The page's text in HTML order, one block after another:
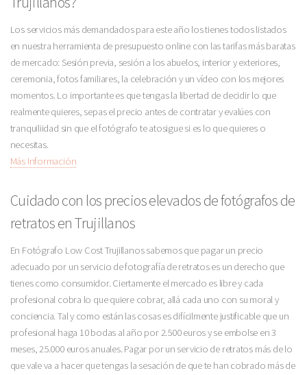
Los servicios más demandados para este año los tienes todos listados
en nuestra herramienta de presupuesto online con las tarifas más baratas
de mercado: Sesión previa, sesión a los abuelos, interior y exteriores,
ceremonia, fotos familiares, la celebración y un vídeo con los mejores
momentos. Lo importante es que tengas la libertad de decidir lo que
realmente quieres, sepas el precio antes de contratar y evalúes con
tranquiliidad sin que el fotógrafo te atosigue si es lo que quieres o
necesitas.
Más Información
Cuidado con los precios elevados de fotógrafos de
retratos en Trujillanos
En Fotógrafo Low Cost Trujillanos sabemos que pagar un precio
adecuado por un servicio de fotografía de retratos es un derecho que
tienes como consumidor. Ciertamente el mercado es libre y cada
profesional cobra lo que quiere cobrar, allá cada uno con su moral y
conciencia. Tal y como están las cosas es difícilmente justificable que un
profesional haga 10 bodas al año por 2.500 euros y se embolse en 3
meses, 25.000 euros anuales. Pagar por un servicio de retratos más de lo
que vale va a hacer que tengas la sesación de que te han cobrado más de